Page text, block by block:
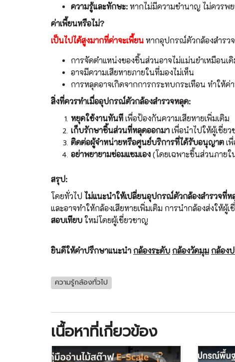
ความรู้และทักษะ:หากไม่มีความชำนาญ ไม่ควรพย
ค่าเพี้ยนหรือไม่?
เป็นไปได้สูงมากที่ค่าจะเพี้ยนหากอุปกรณ์ตัวกล้องสำรวจ
การจัดตำแหน่งของชิ้นส่วนอาจไม่แม่นยำเหมือนเ
อาจมีความเสียหายภายในที่มองไม่เห็น
การหลุดอาจเกิดจากการกระทบกระเทือน ทำให้ค่
สิ่งที่ควรทำเมื่ออุปกรณ์ตัวกล้องสำรวจหลุด:
หยุดใช้งานทันทีเพื่อป้องกันความเสียหายเพิ่มเติม
เก็บรักษาชิ้นส่วนที่หลุดออกมาเพื่อนำไปให้ผู้เชี่ย
ติดต่อผู้จำหน่ายหรือศูนย์บริการที่ได้รับอนุญาตเ
อย่าพยายามซ่อมแซมเอง(โดยเฉพาะชิ้นส่วนภายใ
สรุป:
โดยทั่วไป ไม่แนะนำให้เปลี่ยนอุปกรณ์ตัวกล้องสำรวจที่ห
และอาจทำให้กล้องเสียหายเพิ่มเติม การนำกล้องส่งให้
สอบเทียบใหม่โดยผู้เชี่ยวชาญ
ยินดีให้คำปรึกษาแนะนำกล้องระดับกล้องวัดมุมกล้อง
ความรู้กล้องทั่วไป
เนื้อหาที่เกี่ยวข้อง